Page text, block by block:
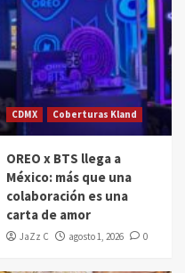
CDMX Coberturas Kland
OREO x BTS llega a
México: más que una
colaboración es una
carta de amor
JaZz C agosto 1, 2026 0